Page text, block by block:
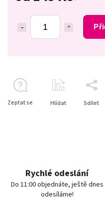
Zeptat se Hlídat Sdílet
Rychlé odeslání
Do 11:00 objednáte, ještě dnes
odesíláme!